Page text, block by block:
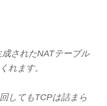
されたNATテーブル
れます。
してもTCPは詰まら